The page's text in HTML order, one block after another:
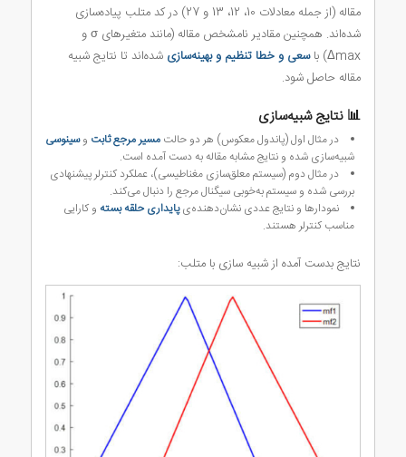
مقاله (از جمله معادلات 10، 12، 13 و 27) در کد متلب پیاده‌سازی
شده‌اند. همچنین مقادیر نامشخص مقاله (مانند متغیرهای σ و
Δmax) با
سعی و خطا تنظیم و بهینه‌سازی شده‌اند تا نتایج شبیه
مقاله حاصل شود.
📊 نتایج شبیه‌سازی
در مثال اول (پاندول معکوس) هر دو حالت مسیر مرجع ثابت وسینوسی
شبیه‌سازی شده و نتایج مشابه مقاله به دست آمده است.
در مثال دوم (سیستم معلق‌سازی مغناطیسی)، عملکرد کنترلر پیشنهادی
بررسی شده و سیستم به‌خوبی سیگنال مرجع را دنبال می‌کند.
نمودارها و نتایج عددی نشان‌دهنده‌یپایداری حلقه بستهو کارایی
مناسب کنترلر هستند.
نتایج بدست آمده از شبیه سازی با متلب: